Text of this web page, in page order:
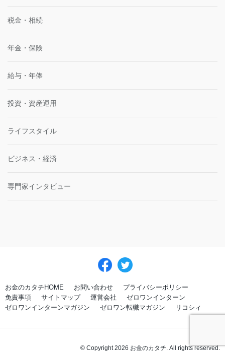
税金・相続
年金・保険
給与・年俸
投資・資産運用
ライフスタイル
ビジネス・経済
専門家インタビュー
お金のカタチHOME お問い合わせ
プライバシーポリシー
免責事項
サイトマップ 運営会社
ゼロワンインターン
ゼロワンインターンマガジン
ゼロワン転職マガジン リコシィ
© Copyright 2026 お金のカタチ. All rights reserved.